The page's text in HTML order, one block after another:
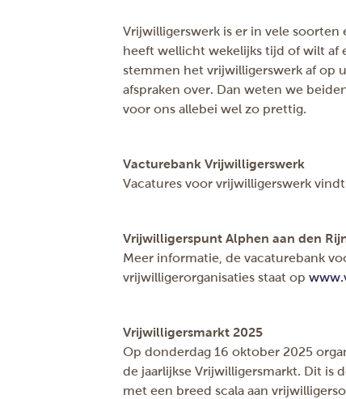
Vrijwilligerswerk is er in vele soorten
heeft wellicht wekelijks tijd of wilt af
stemmen het vrijwilligerswerk af op
afspraken over. Dan weten we
voor ons allebei wel zo prettig.
Vacturebank Vrijwilligerswerk
Vacatures voor vrijwilligerswerk
Vrijwilligerspunt Alphen aan den
Meer informatie, de vacaturebank
vrijwilligerorganisaties staat op
Vrijwilligersmarkt 2025
Op donderdag 16 oktober 2025
de jaarlijkse Vrijwilligersmarkt. Dit is
met een breed scala aan